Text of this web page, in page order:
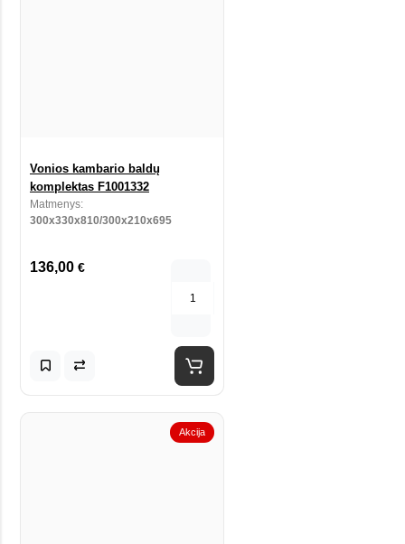
Vonios kambario baldų
komplektas F1001332
Matmenys:
300x330x810/300x210x695
136,00 €
Akcija